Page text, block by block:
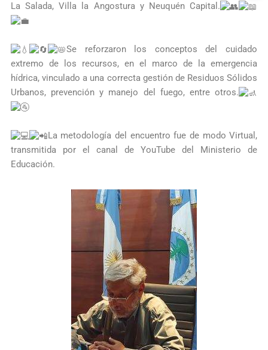
La Salada, Villa la Angostura y Neuquén Capital.
Se reforzaron los conceptos del cuidado
extremo de los recursos, en el marco de la emergencia
hídrica, vinculado a una correcta gestión de Residuos Sólidos
Urbanos, prevención y manejo del fuego, entre otros.
La metodología del encuentro fue de modo Virtual,
transmitida por el canal de YouTube del Ministerio de
Educación.